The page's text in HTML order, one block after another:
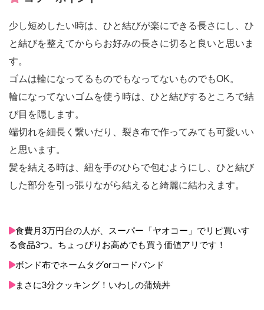
少し短めしたい時は、ひと結びが楽にできる長さにし、ひ
と結びを整えてかららお好みの長さに切ると良いと思いま
す。
ゴムは輪になってるものでもなってないものでもOK。
輪になってないゴムを使う時は、ひと結びするところで結
び目を隠します。
端切れを細長く繋いだり、裂き布で作ってみても可愛いい
と思います。
髪を結える時は、紐を手のひらで包むようにし、ひと結び
した部分を引っ張りながら結えると綺麗に結わえます。
食費月3万円台の人が、スーパー「ヤオコー」でリピ買いす
る食品3つ。ちょっぴりお高めでも買う価値アリです！
ボンド布でネームタグorコードバンド
まさに3分クッキング！いわしの蒲焼丼